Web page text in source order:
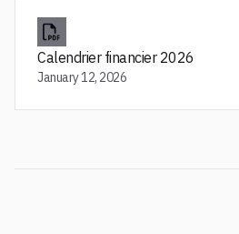
Calendrier financier 2026
January 12, 2026